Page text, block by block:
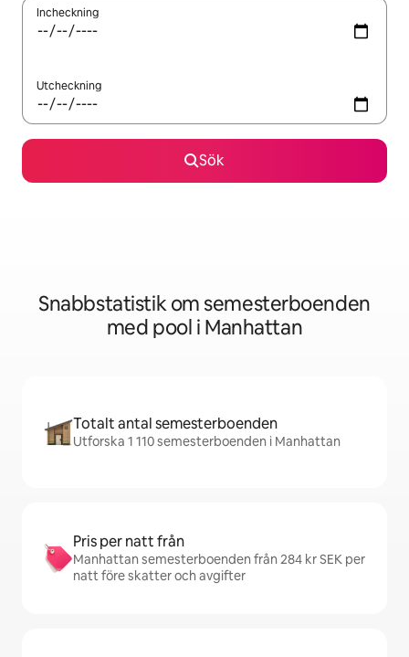
Incheckning
Utcheckning
Sök
Snabbstatistik om semesterboenden
med pool i Manhattan
Totalt antal semesterboenden
Utforska 1 110 semesterboenden i Manhattan
Pris per natt från
Manhattan semesterboenden från 284 kr SEK per
natt före skatter och avgifter